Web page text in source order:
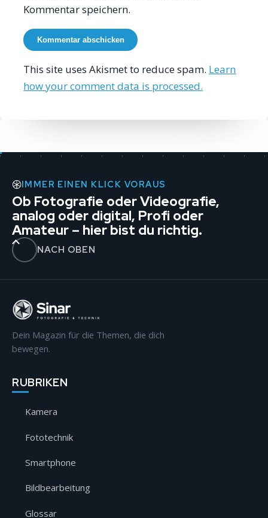
Kommentar speichern.
This site uses Akismet to reduce spam. Learn
how your comment data is processed.
IMMER EINEN KLICK VORAUS
Ob Fotografie oder Videografie,
analog oder digital, Profi oder
Amateur – hier bist du richtig.
NACH OBEN
Dein Magazin für die Themen, die dich
bewegen.
RUBRIKEN
Kamera
Fototechnik
Smartphone
Bildbearbeitung
Glossar